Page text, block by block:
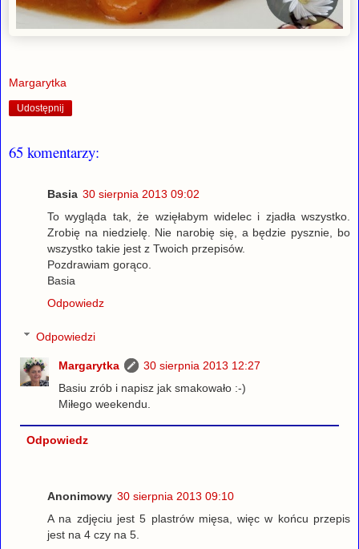
Margarytka
Udostępnij
65 komentarzy:
Basia 30 sierpnia 2013 09:02
To wygląda tak, że wzięłabym widelec i zjadła wszystko.
Zrobię na niedzielę. Nie narobię się, a będzie pysznie, bo
wszystko takie jest z Twoich przepisów.
Pozdrawiam gorąco.
Basia
Odpowiedz
Odpowiedzi
Margarytka
30 sierpnia 2013 12:27
Basiu zrób i napisz jak smakowało :-)
Miłego weekendu.
Odpowiedz
Anonimowy 30 sierpnia 2013 09:10
A na zdjęciu jest 5 plastrów mięsa, więc w końcu przepis
jest na 4 czy na 5.